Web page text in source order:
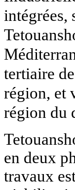
intégrées,
tertiaire
région, et
région du
en deux
travaux